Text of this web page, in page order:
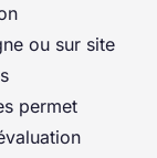
ou sur site
permet